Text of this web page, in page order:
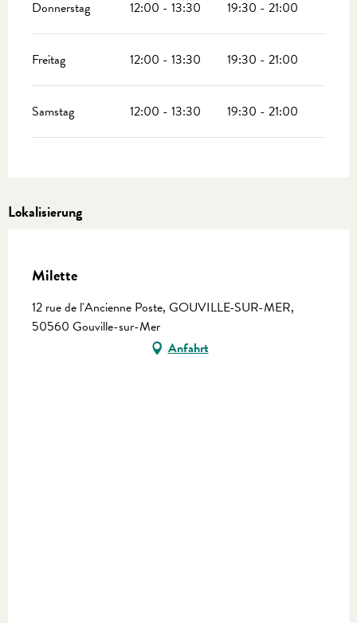
Donnerstag 12:00 - 13:30 19:30 - 21:00
Freitag 12:00 - 13:30 19:30 - 21:00
Samstag 12:00 - 13:30 19:30 - 21:00
Lokalisierung
Milette
12 rue de l'Ancienne Poste, GOUVILLE-SUR-MER,
50560 Gouville-sur-Mer
Anfahrt